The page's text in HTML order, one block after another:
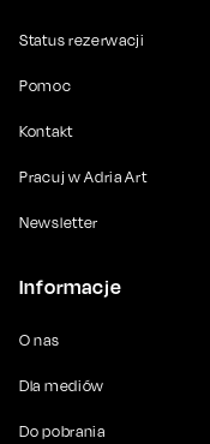
Status rezerwacji
Pomoc
Kontakt
Pracuj w Adria Art
Newsletter
Informacje
O nas
Dla mediów
Do pobrania